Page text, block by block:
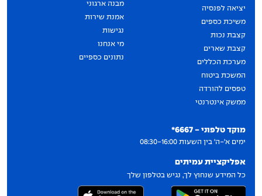
מוקד טלפוני - 6667*
ימים א'-ה' בין השעות 08:30-16:00
אפליקציית עמיתים
כל המידע שנחוץ לך, נגיש בטלפון שלך
יציאה לפנסיה
משיכת כספים
קצבת נכות
קצבת שארים
מערכת הכללים
המשכת ביטוח
טפסים להורדה
ממשק אינטרנטי
מבנה ארגוני
אמנת שירות
נגישות
מי אנחנו
נתונים כספיים